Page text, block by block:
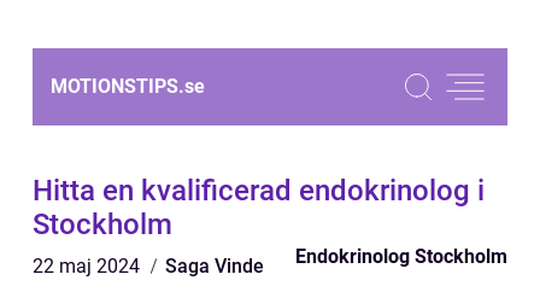
MOTIONSTIPS.se
Hitta en kvalificerad endokrinolog i
Stockholm
22 maj 2024 Saga Vinde Endokrinolog Stockholm